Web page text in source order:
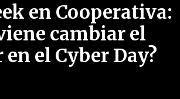
en Cooperativa:
cambiar el
el Cyber Day?